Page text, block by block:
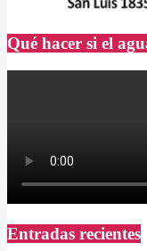
Qué hacer si el
Entradas recientes